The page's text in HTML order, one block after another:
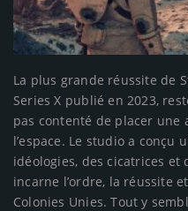
La plus grande réussite de Starfield, dans ce test Xbox Series X publié en 2023, reste son univers. Bethesda ne s’est pas contenté de placer une aventure classique dans l’espace. Le studio a conçu un monde habité par des idéologies, des cicatrices et des contradictions. New Atlantis incarne l’ordre, la réussite et la vitrine brillante des Colonies Unies. Tout y semble propre, rationnel, structuré, presque idéal. Pourtant, plus on s’y attarde, plus cette perfection montre ses limites. Derrière les grandes places, les bâtiments élégants et les discours institutionnels, des zones plus sombres apparaissent. Le jeu rappelle alors que les utopies ont souvent des sous-sols, des exclus et des secrets. Akila City fonctionne à l’inverse. La ville paraît moins avancée, moins prestigieuse, mais elle dégage immédiatement une personnalité forte. Ses rues poussiéreuses, son architecture de frontière et son héritage presque western racontent une autre manière d’habiter les étoiles. Ici, la liberté est une valeur fondatrice, mais elle s’accompagne de rudesse, de dangers et d’un attachement presque obstiné à l’indépendance. Bethesda réussit à donner à Akila une texture particulière. On y sent le poids des pionniers, des familles installées loin du confort des grandes capitales et d’un idéal qui refuse de se laisser avaler par les institutions. Neon, de son côté, est sans doute l’une des meilleures créations urbaines du jeu. Ville de néons, d’entreprises, de plaisir tarifé, de dépendances et de secrets commerciaux, elle concentre une grande partie de ce que Starfield fait de mieux. L’endroit semble construit pour vendre quelque chose à chaque coin de rue : une drogue, une information, un service, une illusion de liberté ou une promotion professionnelle. Neon donne au jeu une tonalité plus acide, plus nerveuse, presque cyberpunk par moments. Les missions qui s’y déroulent profitent de cette atmosphère. Elles parlent d’influence, de manipulation, d’espionnage industriel et d’ambition personnelle avec une efficacité remarquable. Ces trois villes suffisent déjà à montrer l’intelligence de la direction artistique. Starfield n’a pas besoin d’une avalanche de couleurs ou d’effets visuels pour imposer sa science-fiction. Son identité repose sur une cohérence matérielle très forte. Les combinaisons semblent pensées pour être portées. Les cockpits paraissent fonctionnels. Les sas, les stations, les armes, les laboratoires et les modules de vaisseau ont cette dimension industrielle qui rend l’univers crédible. Le jeu donne souvent la sensation d’un futur utilisé, vécu, parfois banal, et c’est justement ce qui le rend fascinant. L’espace n’est pas seulement un spectacle. C’est un lieu de travail, de commerce, de conflit et de survie. Les quêtes de factions renforcent encore cette densité. L’UC Vanguard se révèle particulièrement marquante, avec une montée en puissance qui transforme une simple inscription militaire en véritable plongée dans les zones troubles de l’histoire humaine. La Flotte Écarlate propose un arc plus ambigu, où loyauté, infiltration et opportunisme s’entremêlent. Ryujin Industries brille par son ambiance d’espionnage corporatiste, faite de bureaux, de secrets, de promotions douteuses et de manipulations discrètes. Ces lignes narratives montrent Bethesda dans ce qu’il sait faire de mieux : créer des organisations imparfaites, séduisantes, contestables, puis laisser le joueur décider jusqu’où il accepte de s’y compromettre. La quête principale, souvent plus contemplative, gagne elle aussi en puissance au fil du temps. Elle ne cherche pas toujours l’émotion frontale. Elle préfère installer un mystère, une obsession, puis une réflexion sur la découverte elle-même. Constellation n’est pas la faction la plus explosive du jeu, mais son idée de départ est superbe : un groupe d’explorateurs qui continue de croire à l’inconnu dans une galaxie déjà cartographiée, exploitée et politisée. Cette mélancolie de l’exploration donne au jeu une couleur particulière. Starfield ne raconte pas seulement une conquête de l’espace. Il raconte ce qui reste du rêve d’exploration lorsque l’humanité a déjà transformé les étoiles en routes commerciales, en zones militaires et en propriétés minières. Le résultat est un RPG d’une richesse impressionnante. Chaque grande ville, chaque faction et chaque détour donnent l’impression d’ajouter une couche au monde. On ne joue pas seulement pour avancer dans une histoire. On joue pour comprendre comment cet univers fonctionne. Pourquoi ces peuples se méfient les uns des autres. Comment les guerres passées ont façonné les mentalités. Pourquoi certaines entreprises semblent plus puissantes que des gouvernements. Pourquoi certains colons préfèrent la dureté d’une planète hostile au confort d’une capitale. Cette curiosité constante est l’un des plus grands moteurs de Starfield. Là où beaucoup de jeux à grande échelle finissent par diluer leur personnalité dans la quantité, Starfield parvient souvent à conserver une vraie cohérence. Tout n’est pas parfait, bien sûr. Certaines planètes